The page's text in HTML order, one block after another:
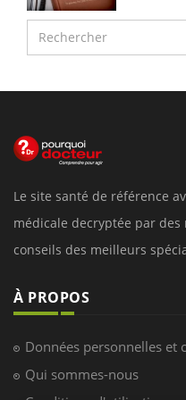
Le site santé de référence
médicale decryptée par des
conseils des meilleurs
À PROPOS
Données personnelles et
Qui sommes-nous